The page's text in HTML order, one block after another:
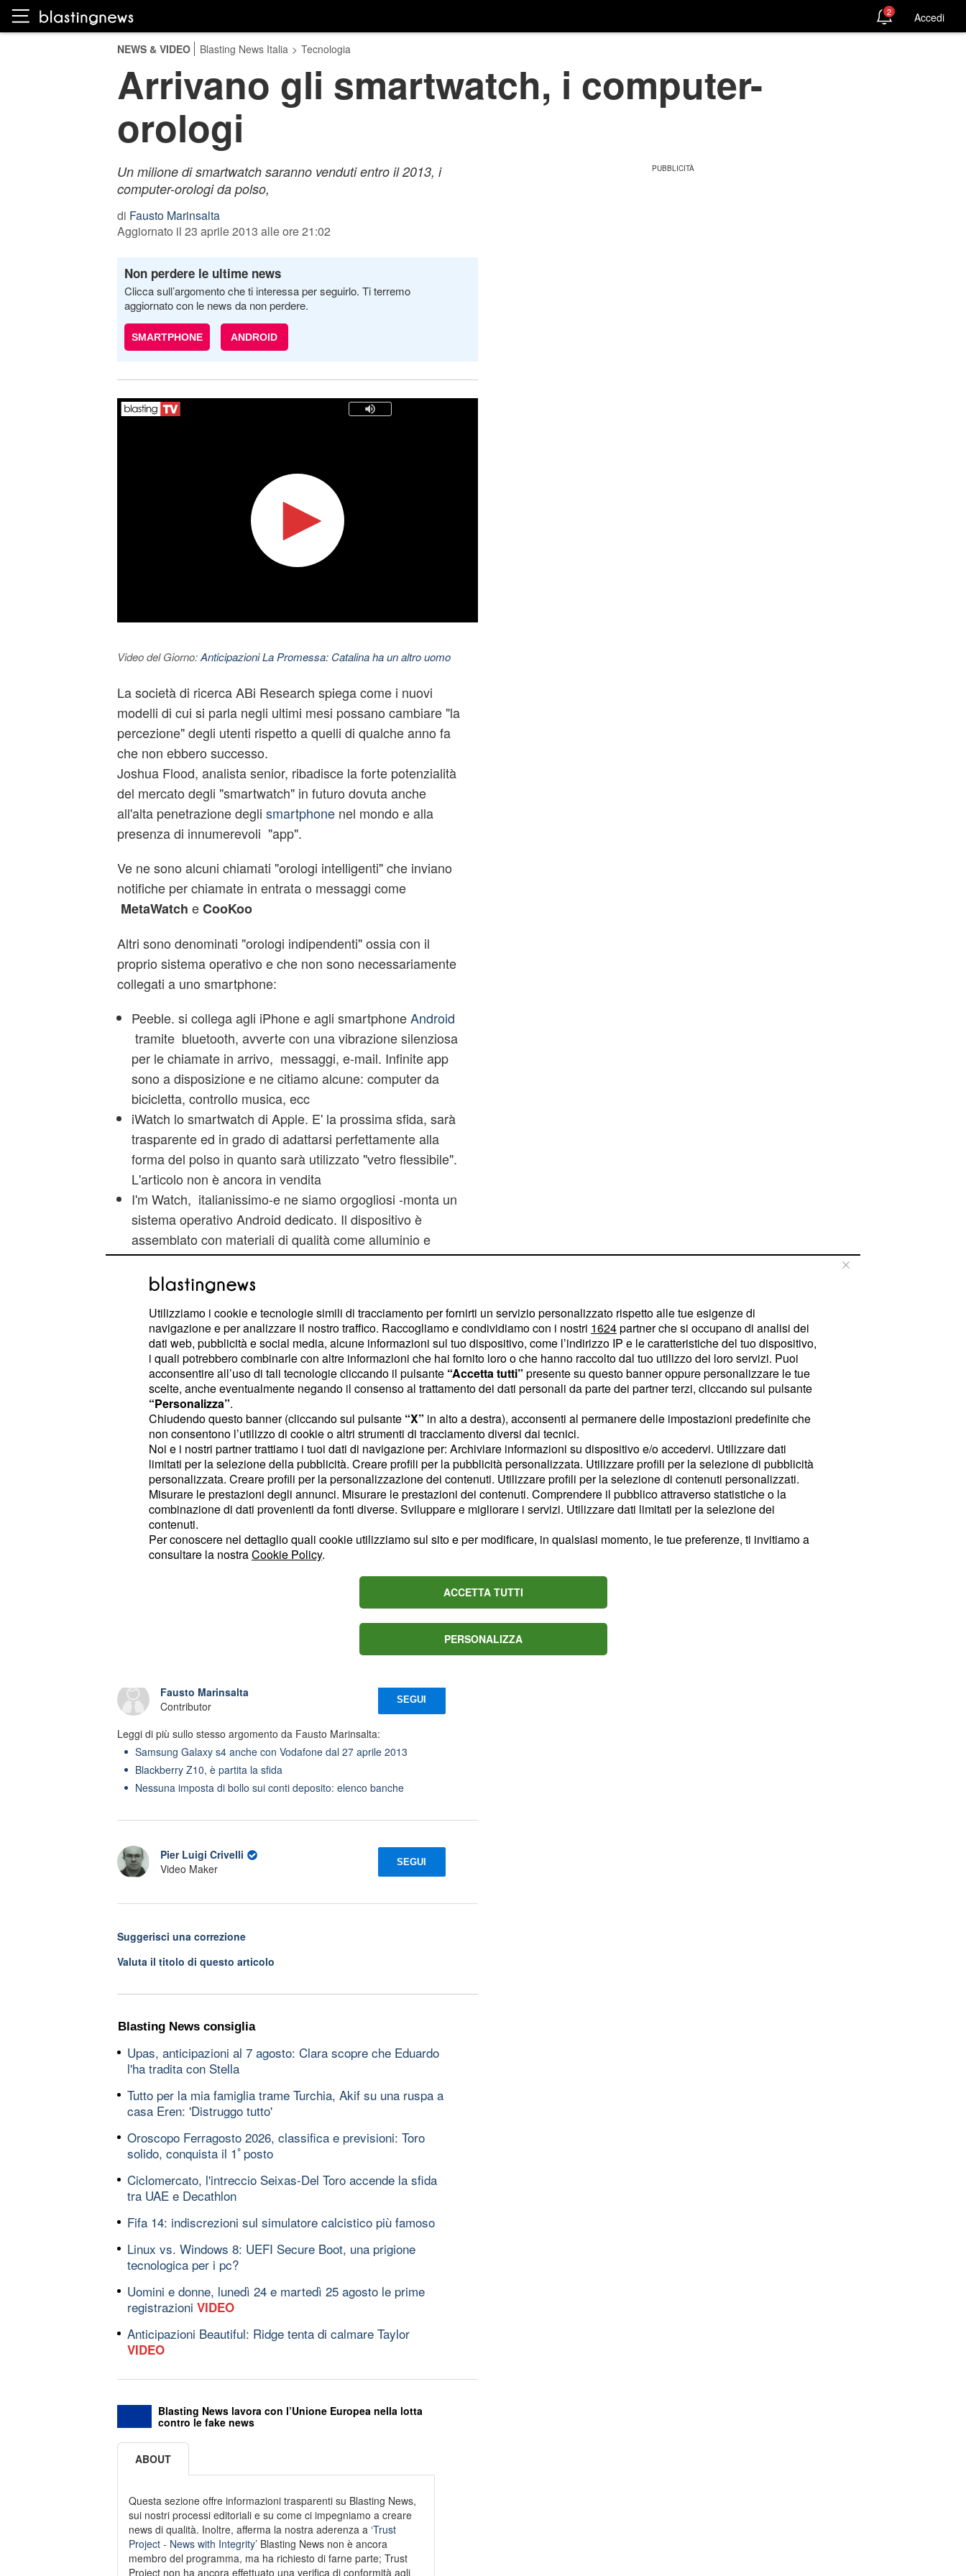
2 Accedi
NEWS & VIDEO Blasting News Italia > Tecnologia
Arrivano gli smartwatch, i computer-
orologi
Un milione di smartwatch saranno venduti entro il 2013, i
computer-orologi da polso,
di Fausto Marinsalta
Aggiornato il 23 aprile 2013 alle ore 21:02
Non perdere le ultime news
Clicca sull’argomento che ti interessa per seguirlo. Ti terremo
aggiornato con le news da non perdere.
SMARTPHONE ANDROID
Video del Giorno:Anticipazioni La Promessa: Catalina ha un altro uomo
La società di ricerca ABi Research spiega come i nuovi
modelli di cui si parla negli ultimi mesi possano cambiare "la
percezione" degli utenti rispetto a quelli di qualche anno fa
che non ebbero successo.
Joshua Flood, analista senior, ribadisce la forte potenzialità
del mercato degli "smartwatch" in futuro dovuta anche
all'alta penetrazione degli smartphonenel mondo e alla
presenza di innumerevoli "app".
Ve ne sono alcuni chiamati "orologi intelligenti" che inviano
notifiche per chiamate in entrata o messaggi come
MetaWatch eCooKoo
Altri sono denominati "orologi indipendenti" ossia con il
proprio sistema operativo e che non sono necessariamente
collegati a uno smartphone:
Peeble. si collega agli iPhone e agli smartphoneAndroid
tramite bluetooth, avverte con una vibrazione silenziosa
per le chiamate in arrivo, messaggi, e-mail. Infinite app
sono a disposizione e ne citiamo alcune: computer da
bicicletta, controllo musica, ecc
iWatch lo smartwatch di Apple. E' la prossima sfida, sarà
trasparente ed in grado di adattarsi perfettamente alla
forma del polso in quanto sarà utilizzato "vetro flessibile".
L'articolo non è ancora in vendita
I'm Watch, italianissimo-e ne siamo orgogliosi -monta un
sistema operativo Android dedicato. Il dispositivo è
assemblato con materiali di qualità come alluminio e
gomma e monta uno schermo touch screen capacitivo su
superficie curva di 1.5 pollici.
Ovviamente ci sono i comunicati-annunci da parte di
Samsung e Microsoft per i loro smartwatch, aspetteremo
le loro uscite
La tecnologia si prepara a rivoluzionare uno dei nostri
oggetti personali.
© RIPRODUZIONE VIETATA
Content sponsored by Outbrain
Di tendenza oggi
Oroscopo Ferragosto
previsioni: Toro solido,
Fausto Marinsalta
Contributor
SEGUI
Leggi di più sullo stesso argomento da Fausto Marinsalta:
Samsung Galaxy s4 anche con Vodafone dal 27 aprile 2013
Blackberry Z10, è partita la sfida
Nessuna imposta di bollo sui conti deposito: elenco banche
Pier Luigi Crivelli
Video Maker
SEGUI
Suggerisci una correzione
Valuta il titolo di questo articolo
Blasting News consiglia
Upas, anticipazioni al 7 agosto: Clara scopre che Eduardo
l'ha tradita con Stella
Tutto per la mia famiglia trame Turchia, Akif su una ruspa a
casa Eren: 'Distruggo tutto'
Oroscopo Ferragosto 2026, classifica e previsioni: Toro
solido, conquista il 1ﾟposto
Ciclomercato, l'intreccio Seixas-Del Toro accende la sfida
tra UAE e Decathlon
Fifa 14: indiscrezioni sul simulatore calcistico più famoso
Linux vs. Windows 8: UEFI Secure Boot, una prigione
tecnologica per i pc?
Uomini e donne, lunedì 24 e martedì 25 agosto le prime
registrazioni VIDEO
Anticipazioni Beautiful: Ridge tenta di calmare Taylor
VIDEO
Blasting News lavora con l’Unione Europea nella lotta
contro le fake news
ABOUT
Questa sezione offre informazioni trasparenti su Blasting News,
sui nostri processi editoriali e su come ci impegniamo a creare
news di qualità. Inoltre, afferma la nostra aderenza a ‘Trust
Project - News with Integrity’Blasting News non è ancora
membro del programma, ma ha richiesto di farne parte; Trust
Project non ha ancora effettuato una verifica di conformità agli
Utilizziamo i cookie e tecnologie simili di tracciamento per fornirti un servizio personalizzato rispetto alle tue esigenze di
navigazione e per analizzare il nostro traffico. Raccogliamo e condividiamo con i nostri 1624partner che si occupano di analisi dei
dati web, pubblicità e social media, alcune informazioni sul tuo dispositivo, come l’indirizzo IP e le caratteristiche del tuo dispositivo,
i quali potrebbero combinarle con altre informazioni che hai fornito loro o che hanno raccolto dal tuo utilizzo dei loro servizi. Puoi
acconsentire all’uso di tali tecnologie cliccando il pulsante “Accetta tutti” presente su questo banner oppure personalizzare le tue
scelte, anche eventualmente negando il consenso al trattamento dei dati personali da parte dei partner terzi, cliccando sul pulsante
“Personalizza”.
Chiudendo questo banner (cliccando sul pulsante “X” in alto a destra), acconsenti al permanere delle impostazioni predefinite che
non consentono l’utilizzo di cookie o altri strumenti di tracciamento diversi dai tecnici.
Noi e i nostri partner trattiamo i tuoi dati di navigazione per: Archiviare informazioni su dispositivo e/o accedervi. Utilizzare dati
limitati per la selezione della pubblicità. Creare profili per la pubblicità personalizzata. Utilizzare profili per la selezione di pubblicità
personalizzata. Creare profili per la personalizzazione dei contenuti. Utilizzare profili per la selezione di contenuti personalizzati.
Misurare le prestazioni degli annunci. Misurare le prestazioni dei contenuti. Comprendere il pubblico attraverso statistiche o la
combinazione di dati provenienti da fonti diverse. Sviluppare e migliorare i servizi. Utilizzare dati limitati per la selezione dei
contenuti.
Per conoscere nel dettaglio quali cookie utilizziamo sul sito e per modificare, in qualsiasi momento, le tue preferenze, ti invitiamo a
consultare la nostraCookie Policy.
ACCETTA TUTTI
PERSONALIZZA